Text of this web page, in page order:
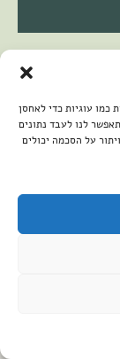
כמו עוגיות כדי לאחסן
לנו לעבד נתונים
על הסכמה יכולים